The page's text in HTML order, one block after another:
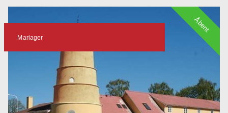
Mariager
Åbent